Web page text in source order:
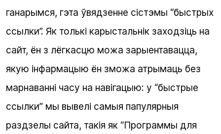
ганарымся, гэта ўвядзенне сістэмы “быстрых
ссылки”. Як толькі карыстальнік заходзіць на
сайт, ён з лёгкасцю можа зарыентавацца,
якую інфармацыю ён зможа атрымаць без
марнаванні часу на навігацыю: у “быстрые
ссылки” мы вывелі самыя папулярныя
раздзелы сайта, такія як “Программы для